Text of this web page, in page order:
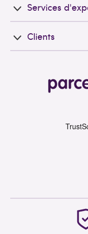
Services
Clients